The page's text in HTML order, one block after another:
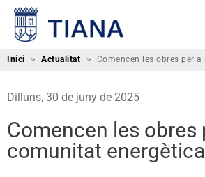
Inici > Actualitat > Comencen les obres per
Dilluns, 30 de juny de 2025
Comencen les obres
comunitat energètica